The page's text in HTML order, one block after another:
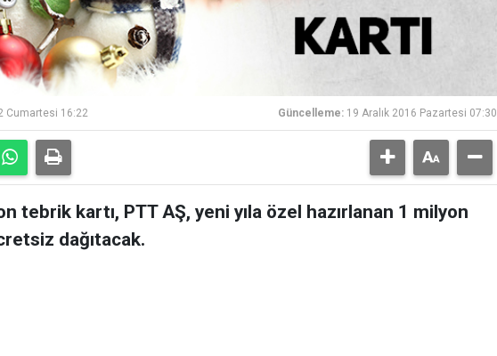
Cumartesi 16:22 Güncelleme: 19 Aralık 2016 Pazartesi 07:30
tebrik kartı, PTT AŞ, yeni yıla özel hazırlanan 1 milyon
dağıtacak.